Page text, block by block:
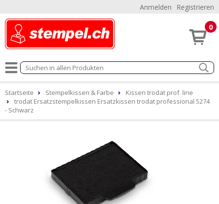
Anmelden Registrieren
0
Startseite Stempelkissen & Farbe
Kissen trodat prof. line
trodat Ersatzstempelkissen Ersatzkissen trodat professional 5274
- Schwarz